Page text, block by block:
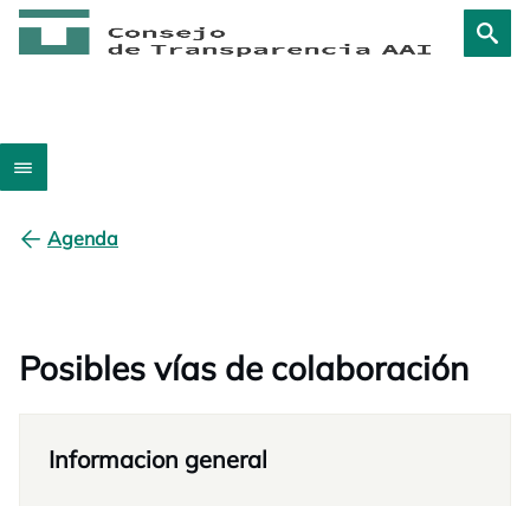
Agenda
Posibles vías de colaboración
Informacion general